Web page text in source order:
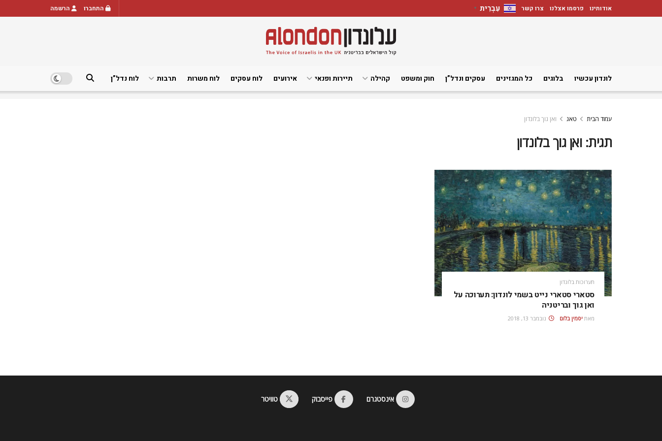
אודותינו פרסמו אצלנו צרו קשר עִבְרִית ▼ התחברו הרשמה
לונדון עכשיו בלוגים כל המגזינים עסקים ונדל”ן חוק ומשפט קהילה תיירות ופנאי אירועים לוח עסקים לוח משרות תרבות לוח נדל”ן
עמוד הבית טאג ואן גוך בלונדון
תגית:ואן גוך בלונדון
תערוכות בלונדון
סטארי סטארי נייט בשמי לונדון: תערוכה על
ואן גוך ובריטניה
מאת יסמין בלום נובמבר 13, 2018
אינסטגרם פייסבוק טוויטר